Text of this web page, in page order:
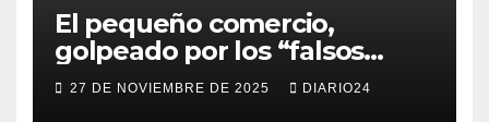
El pequeño comercio,
golpeado por los “falsos
descuentos” del Black Friday
de las grandes cadenas
27 DE NOVIEMBRE DE 2025 DIARIO24